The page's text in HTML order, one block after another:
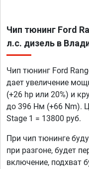
Чип тюнинг Ford
л.с. дизель в
Чип тюнинг Ford
дает увеличение
(+26 hp или 20%) и
до 396 Нм (+66 Nm).
Stage 1 = 13800 руб.
При чип тюнинге
при разгоне, будет
включение, подхват